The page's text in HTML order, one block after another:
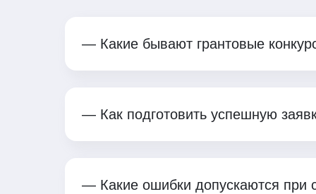
— Какие бывают грантовые
— Как подготовить успешную
— Какие ошибки допускаются при